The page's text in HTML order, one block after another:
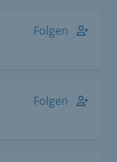
Folgen
Folgen